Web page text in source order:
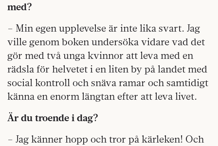
med?
– Min egen upplevelse är inte lika svart. Jag
ville genom boken undersöka vidare vad det
gör med två unga kvinnor att leva med en
rädsla för helvetet i en liten by på landet med
social kontroll och snäva ramar och samtidigt
känna en enorm längtan efter att leva livet.
Är du troende i dag?
– Jag känner hopp och tror på kärleken! Och